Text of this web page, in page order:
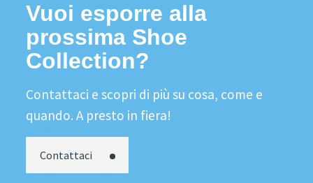
Vuoi esporre alla
prossima Shoe
Collection?
Contattaci e scopri di più su cosa, come e
quando. A presto in fiera!
Contattaci